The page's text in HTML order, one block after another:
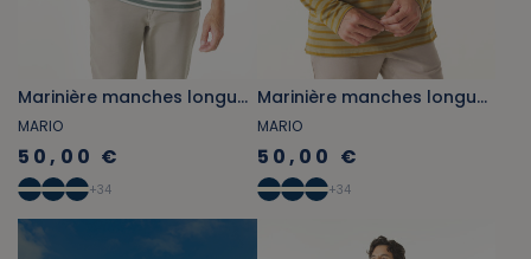
Marinière manches longues vert kaki et gris beige
MARIO
50,00 €
+34
Marinière manches longues vert mousse et marron bronze
MARIO
50,00 €
+34